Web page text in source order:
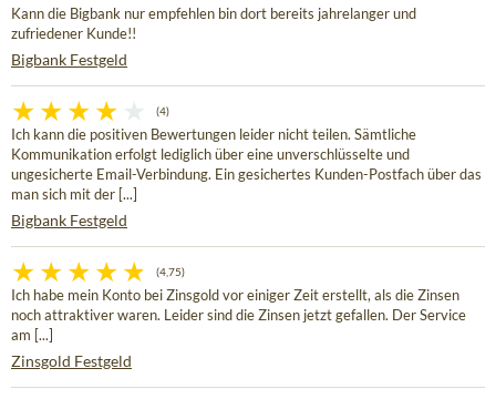
Kann die Bigbank nur empfehlen bin dort bereits jahrelanger und
zufriedener Kunde!!
Bigbank Festgeld
(4)
Ich kann die positiven Bewertungen leider nicht teilen. Sämtliche
Kommunikation erfolgt lediglich über eine unverschlüsselte und
ungesicherte Email-Verbindung. Ein gesichertes Kunden-Postfach über das
man sich mit der [...]
Bigbank Festgeld
(4,75)
Ich habe mein Konto bei Zinsgold vor einiger Zeit erstellt, als die Zinsen
noch attraktiver waren. Leider sind die Zinsen jetzt gefallen. Der Service
am [...]
Zinsgold Festgeld